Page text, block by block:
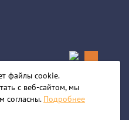
файлы сookie.
с веб-сайтом, мы
согласны. Подробнее